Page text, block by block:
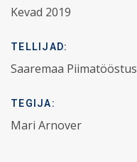
Kevad 2019
TELLIJAD:
Saaremaa Piimatööstus
TEGIJA:
Mari Arnover